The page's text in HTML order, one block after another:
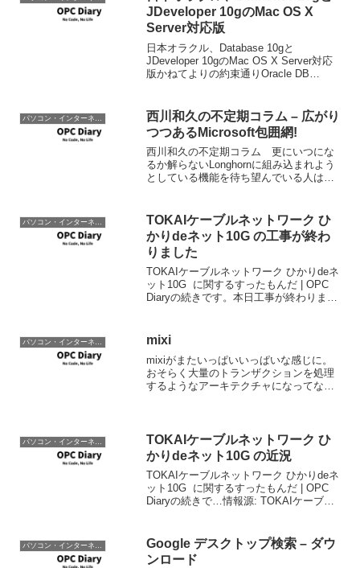
JDeveloper 10gのMac OS X
Server対応版
日本オラクル、Database 10gと
JDeveloper 10gのMac OS X Server対応
版かねてよりの約束通りOracle DB
西川和久の不定期コラム – 広がり
つつあるMicrosoft包囲網!
西川和久の不定期コラム 更にいつにな
るか解らないLonghornに組み込まれよう
としている機能を待ち望んでいる人は
ニアの自己満足で設計しているように思
える。従ってい...
パソコン・インターネット
TOKAIケーブルネットワーク ひ
かりdeネット10G の工事が終わ
りました
TOKAIケーブルネットワーク ひかりdeネ
ット10G に関するすったもんだ | OPC
Diaryの続きです。本日工事が終わりまし
10Gbps、上りが1Gbps(両ベ...
パソコン・インターネット mixi
mixiがまたいっぱいいっぱいな感じに。
おそらく大量のトランザクションを処理
するようなアーキテクチャになってない
パソコン・インターネット
TOKAIケーブルネットワーク ひ
かりdeネット10G の近況
TOKAIケーブルネットワーク ひかりdeネ
ット10G に関するすったもんだ | OPC
Diaryの続きで…情報源: TOKAIケーブル
況をま...
パソコン・インターネット
Google デスクトップ検索 – ダウ
ンロード